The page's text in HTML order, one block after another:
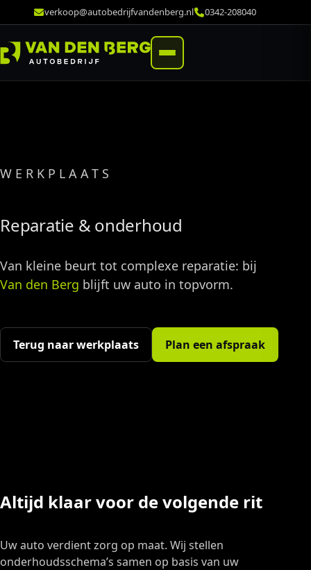
verkoop@autobedrijfvandenberg.nl 0342-208040
WERKPLAATS
Reparatie & onderhoud
Van kleine beurt tot complexe reparatie: bij
Van den Berg blijft uw auto in topvorm.
Terug naar werkplaats Plan een afspraak
Altijd klaar voor de volgende rit
Uw auto verdient zorg op maat. Wij stellen
onderhoudsschema’s samen op basis van uw